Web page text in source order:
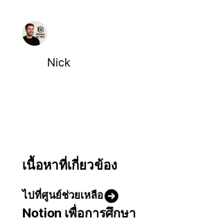
Nick
เนื้อหาที่เกี่ยวข้อง
ไปที่ศูนย์ช่วยเหลือ
Notion เพื่อการศึกษา